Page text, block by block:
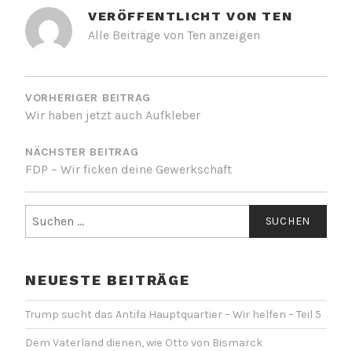
VERÖFFENTLICHT VON TEN
Alle Beiträge von Ten anzeigen
BEITRAGSNAVIGATION
VORHERIGER BEITRAG
Wir haben jetzt auch Aufkleber
NÄCHSTER BEITRAG
FDP – Wir ficken deine Gewerkschaft
nach:
NEUESTE BEITRÄGE
Trump sucht das Antifa Hauptquartier – Wir helfen – Teil 5
Dem Vaterland dienen, wie Otto von Bismarck